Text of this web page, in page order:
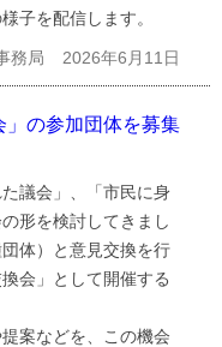
子を配信します。
務局 2026年6月11日
」の参加団体を募集
議会」、「市民に身
形を検討してきまし
体）と意見交換を行
会」として開催する
案などを、この機会